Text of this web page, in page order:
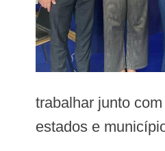
trabalhar junto
estados e